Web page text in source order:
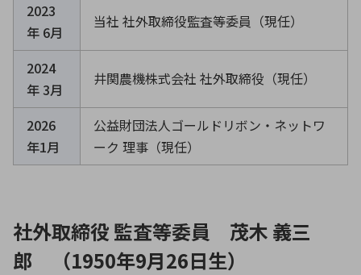
2023
年 6月
当社 社外取締役監査等委員（現任）
2024
年 3月
井関農機株式会社 社外取締役（現任）
2026
年1月
公益財団法人ゴールドリボン・ネットワ
ーク 理事（現任）
社外取締役 監査等委員 茂木 義三
郎 （1950年9月26日生）